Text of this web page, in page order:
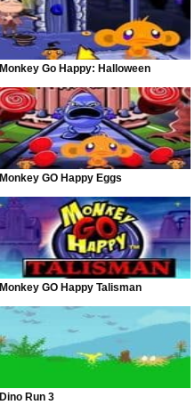
Monkey Go Happy: Halloween
Monkey GO Happy Eggs
Monkey GO Happy Talisman
Dino Run 3